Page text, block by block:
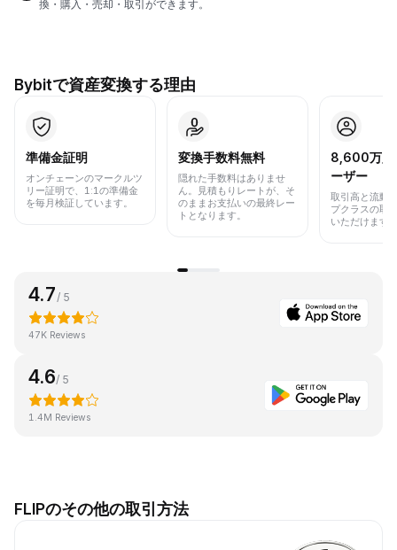
換・購入・売却・取引ができます。
Bybitで資産変換する理由
準備金証明
オンチェーンのマークルツ
リー証明で、1:1の準備金
を毎月検証しています。
変換手数料無料
隠れた手数料はありませ
ん。見積もりレートが、そ
のままお支払いの最終レー
トとなります。
8,600万人
ーザー
取引高と流動
プクラスの取
いただけます
4.7/ 5
47K Reviews
4.6/ 5
1.4M Reviews
FLIPのその他の取引方法